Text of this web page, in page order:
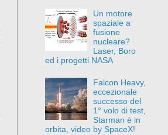
Un motore
spaziale a
fusione
nucleare?
Laser, Boro
ed i progetti NASA
Falcon Heavy,
eccezionale
successo del
1° volo di test,
Starman è in
orbita, video by SpaceX!